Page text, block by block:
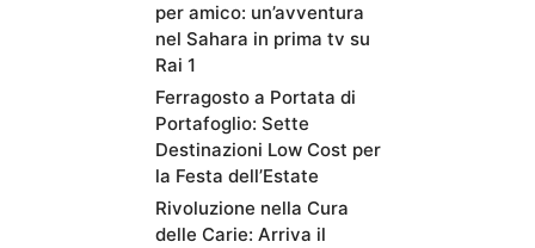
per amico: un’avventura
nel Sahara in prima tv su
Rai 1
Ferragosto a Portata di
Portafoglio: Sette
Destinazioni Low Cost per
la Festa dell’Estate
Rivoluzione nella Cura
delle Carie: Arriva il